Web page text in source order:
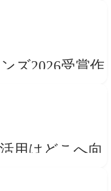
ンディング」
ズ2026受賞作
ンド体験」
用はどこへ向